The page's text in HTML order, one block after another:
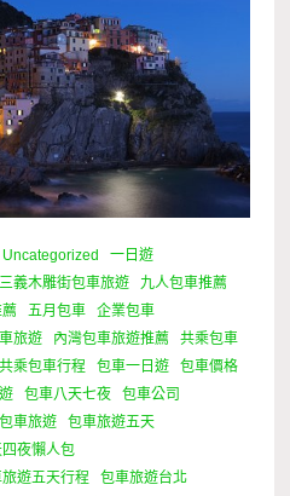
Uncategorized
一日遊
三義木雕街包車旅遊
九人包車推薦
五月包車
企業包車
旅遊 內灣包車旅遊推薦
共乘包車
共乘包車行程 包車一日遊
包車價格
包車八天七夜
包車公司
包車旅遊
包車旅遊五天
夜懶人包
遊五天行程
包車旅遊台北